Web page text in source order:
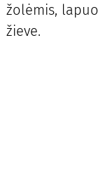
žolėmis,
žieve.